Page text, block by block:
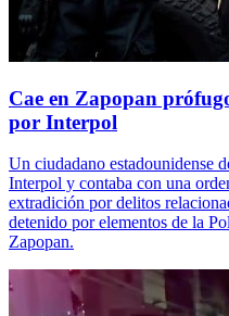
Cae en Zapopan
por Interpol
Un ciudadano estadounidense
Interpol y contaba con una
extradición por delitos
detenido por elementos de la
Zapopan.